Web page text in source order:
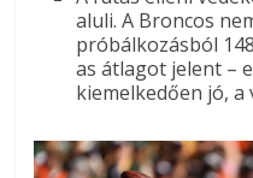
aluli. A Broncos
próbálkozásból
as átlagot jelent –
kiemelkedően jó,